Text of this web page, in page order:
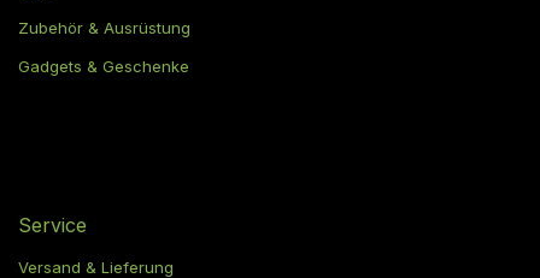
Zubehör & Ausrüstung
Gadgets & Geschenke
Service
Versand & Lieferung